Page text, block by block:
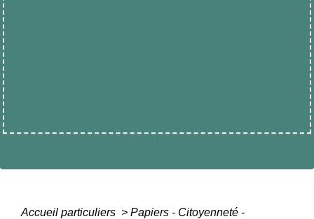
Accueil particuliers > Papiers - Citoyenneté -